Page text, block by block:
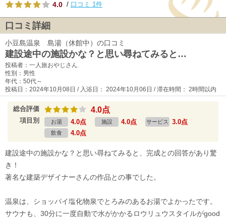
4.0 / 口コミ 1件
口コミ詳細
小豆島温泉 島湯（休館中）の口コミ
建設途中の施設かな？と思い尋ねてみると…
投稿者：一人旅おやじさん
性別：男性
年代：50代～
投稿日：2024年10月08日 / 入浴日： 2024年10月06日 / 滞在時間： 2時間以内
総合評価 4.0点
項目別 お湯 4.0点 施設 4.0点 サービス 3.0点
飲食 4.0点
建設途中の施設かな？と思い尋ねてみると、完成との回答があり驚
き！
著名な建築デザイナーさんの作品との事でした。
温泉は、ショッパイ塩化物泉でとろみのあるお湯でよかったです。
サウナも、30分に一度自動で水がかかるロウリュウスタイルがgood